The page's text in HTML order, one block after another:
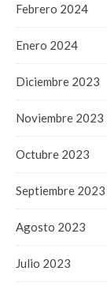
Febrero 2024
Enero 2024
Diciembre 2023
Noviembre 2023
Octubre 2023
Septiembre 2023
Agosto 2023
Julio 2023